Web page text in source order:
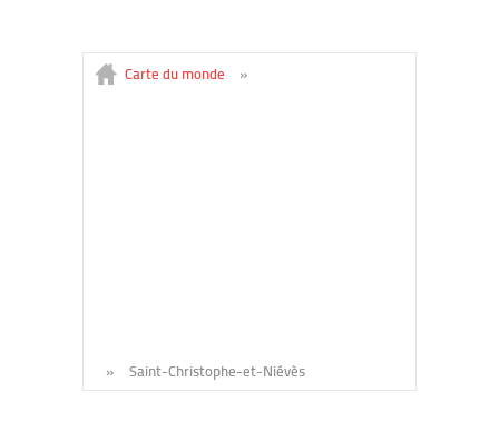
Carte du monde »
» Saint-Christophe-et-Niévès